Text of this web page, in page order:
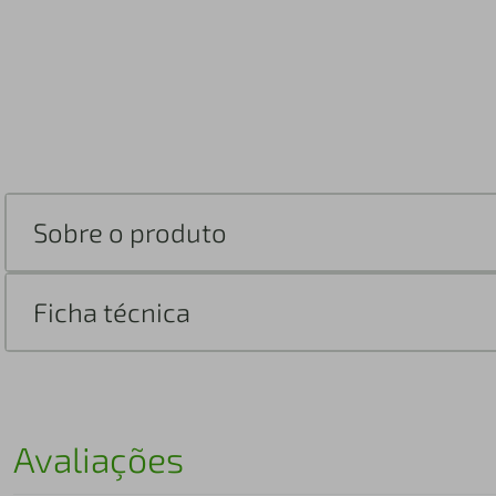
Sobre o produto
Ficha técnica
Avaliações